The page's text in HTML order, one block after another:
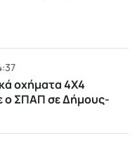
οχήματα 4Χ4
ο ΣΠΑΠ σε Δήμους-